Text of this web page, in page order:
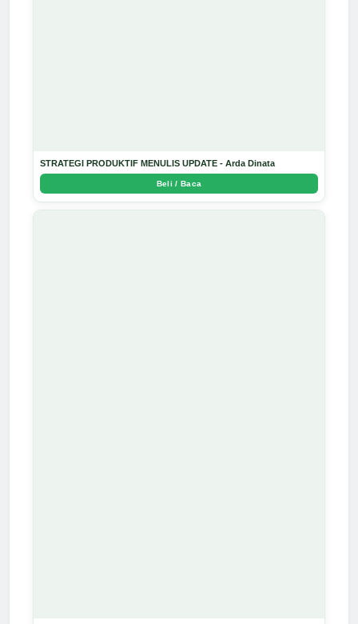
STRATEGI PRODUKTIF MENULIS UPDATE - Arda Dinata
Beli / Baca